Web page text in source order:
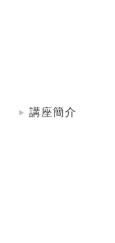
講座簡介